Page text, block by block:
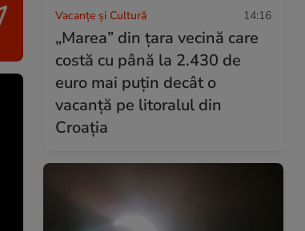
Vacanțe și Cultură 14:16
„Marea” din țara vecină care
costă cu până la 2.430 de
euro mai puțin decât o
vacanță pe litoralul din
Croația